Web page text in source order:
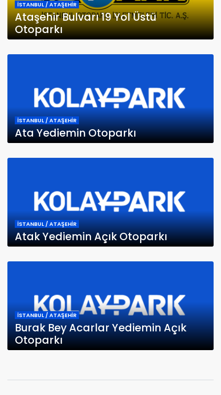
İSTANBUL / ATAŞEHİR
Ataşehir Bulvarı 19 Yol Üstü
Otoparkı
İSTANBUL / ATAŞEHİR
Ata Yediemin Otoparkı
İSTANBUL / ATAŞEHİR
Atak Yediemin Açık Otoparkı
İSTANBUL / ATAŞEHİR
Burak Bey Acarlar Yediemin Açık
Otoparkı